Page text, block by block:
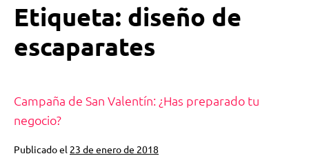
Etiqueta: diseño de
escaparates
Campaña de San Valentín: ¿Has preparado tu
negocio?
Publicado el 23 de enero de 2018